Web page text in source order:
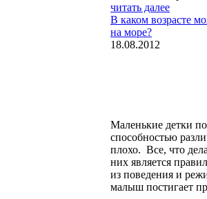
читать далее
В каком возрасте
на море?
18.08.2012
Маленькие детки
способностью
плохо. Все, что
них является
из поведения и
малыш постигает